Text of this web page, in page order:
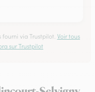
fourni via Trustpilot. Voir tous
sur Trustpilot